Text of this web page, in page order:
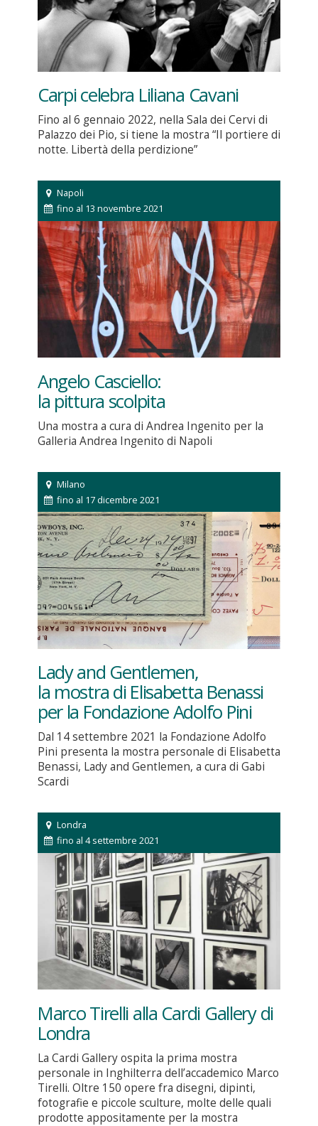
Carpi celebra Liliana Cavani
Fino al 6 gennaio 2022, nella Sala dei Cervi di
Palazzo dei Pio, si tiene la mostra “Il portiere di
notte. Libertà della perdizione”
Napoli
fino al 13 novembre 2021
Angelo Casciello:
la pittura scolpita
Una mostra a cura di Andrea Ingenito per la
Galleria Andrea Ingenito di Napoli
Milano
fino al 17 dicembre 2021
Lady and Gentlemen,
la mostra di Elisabetta Benassi
per la Fondazione Adolfo Pini
Dal 14 settembre 2021 la Fondazione Adolfo
Pini presenta la mostra personale di Elisabetta
Benassi, Lady and Gentlemen, a cura di Gabi
Scardi
Londra
fino al 4 settembre 2021
Marco Tirelli alla Cardi Gallery di
Londra
La Cardi Gallery ospita la prima mostra
personale in Inghilterra dell’accademico Marco
Tirelli. Oltre 150 opere fra disegni, dipinti,
fotografie e piccole sculture, molte delle quali
prodotte appositamente per la mostra